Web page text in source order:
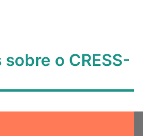
o CRESS-